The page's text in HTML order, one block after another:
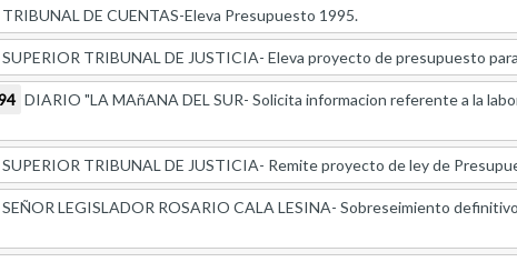
TRIBUNAL DE CUENTAS-Eleva Presupuesto 1995.
SUPERIOR TRIBUNAL DE JUSTICIA- Eleva proyecto de presupuesto
DIARIO "LA MAñANA DEL SUR- Solicita informacion referente a la
SUPERIOR TRIBUNAL DE JUSTICIA- Remite proyecto de ley de
SEÑOR LEGISLADOR ROSARIO CALA LESINA- Sobreseimiento